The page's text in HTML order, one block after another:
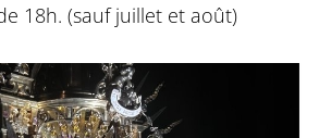
18h. (sauf juillet et août)